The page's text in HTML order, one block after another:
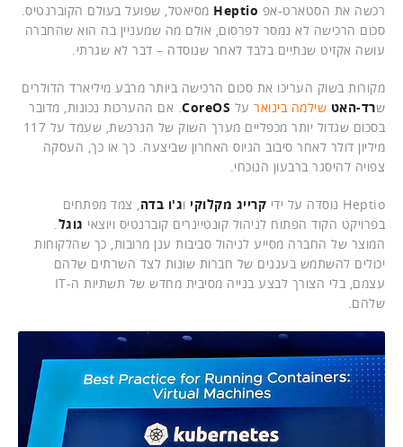
רכשה את הסטארט-אפ Heptio מסיאטל, שפועל בעולם הקוברנטיס.
סכום הרכישה לא נמסר לפרסום, אולם מה שמעניין בה הוא שהחברה
עושה אקזיט שנתיים בלבד לאחר שנוסדה – דבר לא שגרתי.
מקורות בשוק העריכו את סכום הרכישה ביותר מרבע מיליארד הדולרים
שרד-האט שילמה בינואר על CoreOS. אם ההערכות נכונות, מדובר
בסכום שגדול יותר מכפליים מערך השוק של הנרכשת, שעמד על 117
מיליון דולר לאחר סיבוב הגיוס האחרון שביצעה. כך או כך, העסקה
צפויה להיסגר ברבעון הנוכחי.
Heptio נוסדה על ידי קרייג מקלוקי וג'ו בדה, צמד מפתחים
בפרויקט הקוד הפתוח לניהול קונטיינרים קוברנטיס ויוצאי גוגל.
המוצר של החברה מסייע לניהול סביבות ענן מרובות, כך שהלקוחות
יכולים להשתמש בעננים של חברות שונות לצד השרתים שלהם
עצמם, בלי הצורך לבצע בנייה מסיבית מחדש של תשתיות ה-IT
שלהם.